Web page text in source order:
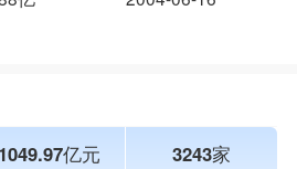
1049.97亿元 3243家